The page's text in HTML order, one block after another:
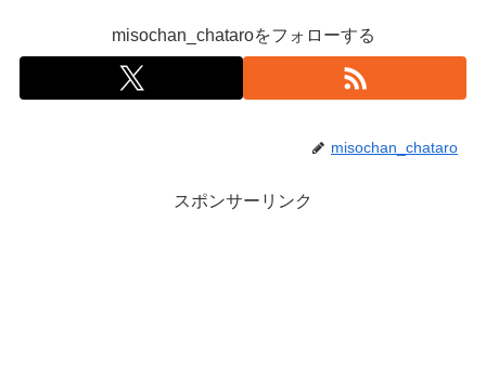
misochan_chataroをフォローする
misochan_chataro
スポンサーリンク